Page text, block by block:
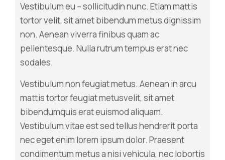
Vestibulum eu – sollicitudin nunc. Etiam mattis
tortor velit, sit amet bibendum metus dignissim
non. Aenean viverra finibus quam ac
pellentesque. Nulla rutrum tempus erat nec
sodales.
Vestibulum non feugiat metus. Aenean in arcu
mattis tortor feugiat metusvelit, sit amet
bibendumquis erat euismod aliquam.
Vestibulum vitae est sed tellus hendrerit porta
nec eget enim lorem ipsum dolor. Praesent
condimentum metus a nisi vehicula, nec lobortis